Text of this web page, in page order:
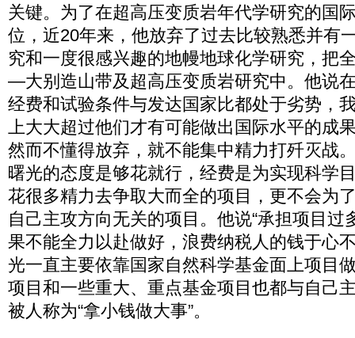
关键。为了在超高压变质岩年代学研究的国
位，近20年来，他放弃了过去比较熟悉并有
究和一度很感兴趣的地幔地球化学研究，把
—大别造山带及超高压变质岩研究中。他说
经费和试验条件与发达国家比都处于劣势，
上大大超过他们才有可能做出国际水平的成
然而不懂得放弃，就不能集中精力打歼灭战
曙光的态度是够花就行，经费是为实现科学
花很多精力去争取大而全的项目，更不会为
自己主攻方向无关的项目。他说“承担项目过
果不能全力以赴做好，浪费纳税人的钱于心
光一直主要依靠国家自然科学基金面上项目
项目和一些重大、重点基金项目也都与自己
被人称为“拿小钱做大事”。